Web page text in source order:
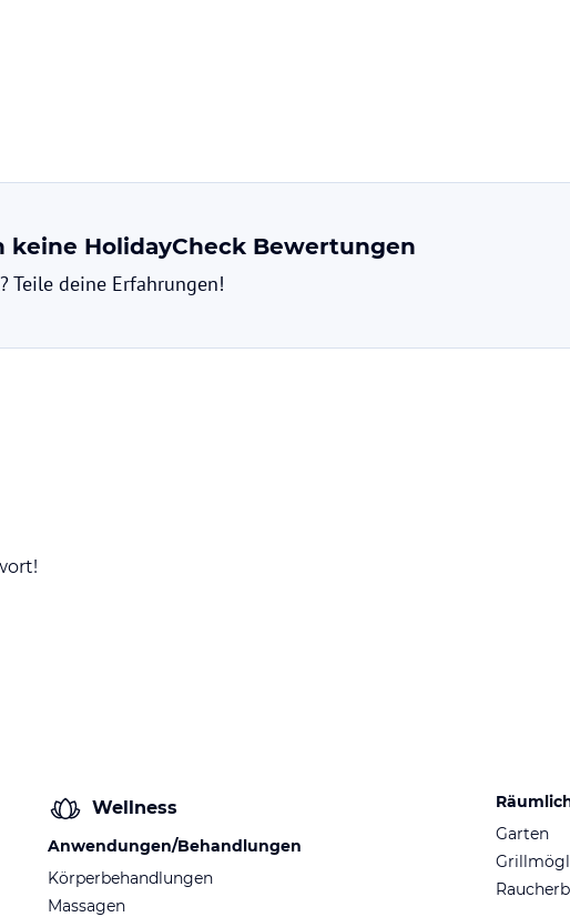
keine HolidayCheck Bewertungen
Teile deine Erfahrungen!
Wellness
Anwendungen/Behandlungen
Körperbehandlungen
Massagen
Garten